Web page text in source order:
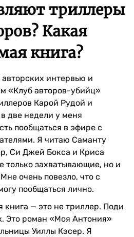
триллеры
Какая
книга?
интервью и
«Клуб авторов-убийц»
Карой Рудой и
две недели у меня
пообщаться в эфире с
Я читаю Саманту
Си Джей Бокса и Криса
только захватывающие, но и
очень повезло, что с
пообщаться лично.
— это не триллер. Поди
Это роман «Моя Антония»
Уиллы Кэсер. Я